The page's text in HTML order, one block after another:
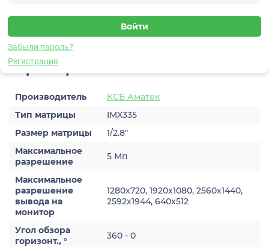
Забыли пароль?
Регистрация
опт)
Видеокамера IP
Характеристики
Производитель
КСБ Аматек
Тип матрицы
IMX335
Размер матрицы
1/2.8″
Максимальное
разрешение
5 Мп
Максимальное
разрешение
вывода на
монитор
1280x720, 1920x1080, 2560x1440,
2592х1944, 640x512
Угол обзора
горизонт., °
360 - 0